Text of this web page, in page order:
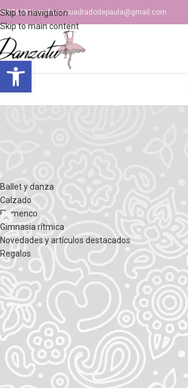
Abrir barra de herramientas
Skip to navigation
Skip to main content
estefaniacuadradodepaula@gmail.com
Ballet y danza
Calzado
Flamenco
Gimnasia rítmica
Novedades y artículos destacados
Regalos
PRODUCTOS MÁS VENDIDOS
SOMBREROS
LLAVERO PUNTAS CLAUZAP